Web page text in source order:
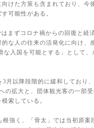
けた方策も含まれており、今
可能性がある。
はまずコロナ禍からの回復と経
な人の往来の活発化に向け、
な入国を可能とする」として
3 月以降段階的に緩和しており
の拡大と、団体観光客の一部
索している。
強く、「骨太」では当初原